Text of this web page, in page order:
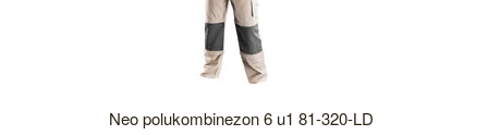
Neo polukombinezon 6 u1 81-320-LD